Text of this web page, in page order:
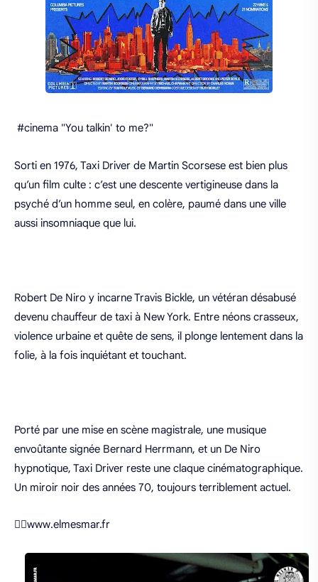
#cinema "You talkin' to me?"
Sorti en 1976, Taxi Driver de Martin Scorsese est bien plus
qu’un film culte : c’est une descente vertigineuse dans la
psyché d’un homme seul, en colère, paumé dans une ville
aussi insomniaque que lui.
Robert De Niro y incarne Travis Bickle, un vétéran désabusé
devenu chauffeur de taxi à New York. Entre néons crasseux,
violence urbaine et quête de sens, il plonge lentement dans la
folie, à la fois inquiétant et touchant.
Porté par une mise en scène magistrale, une musique
envoûtante signée Bernard Herrmann, et un De Niro
hypnotique, Taxi Driver reste une claque cinématographique.
Un miroir noir des années 70, toujours terriblement actuel.
👉🏻www.elmesmar.fr